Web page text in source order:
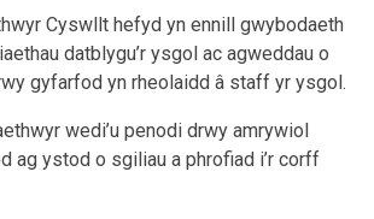
Cyswllt hefyd yn ennill gwybodaeth
datblygu’r ysgol ac agweddau o
gyfarfod yn rheolaidd â staff yr ysgol.
wedi’u penodi drwy amrywiol
ag ystod o sgiliau a phrofiad i’r corff